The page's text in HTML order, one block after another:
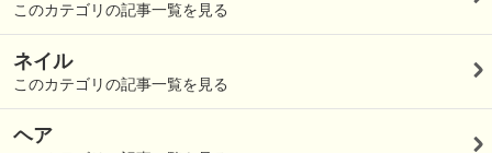
このカテゴリの記事一覧を見る
ネイル
このカテゴリの記事一覧を見る
ヘア